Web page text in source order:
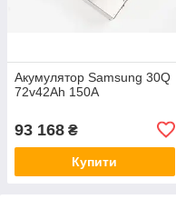
Акумулятор Samsung 30Q
72v42Ah 150A
93 168 ₴
Купити